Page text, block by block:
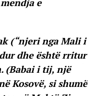
e
(“njeri nga Mali i
dhe është rritur
(Babai i tij, një
Kosovë, si shumë